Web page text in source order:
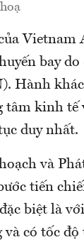
Vietnam
bay
Hành
tâm kinh tế
duy nhất.
và
tiến
biệt là
có tốc độ